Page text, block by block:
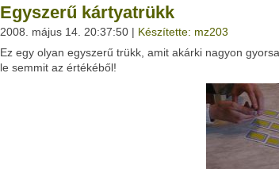
felületet:
Neved:
E-mail címed:
Ez a videó nem még nem tartozik egy klubhoz sem.
Ha van egy kis időd,nézz szét meglévő klubjaink között!
Egyszerű kártyatrükk
2008. május 14. 20:37:50 | Készítette: mz203
Ez egy olyan egyszerű trükk, amit akárki nagyon
le semmit az értékéből!